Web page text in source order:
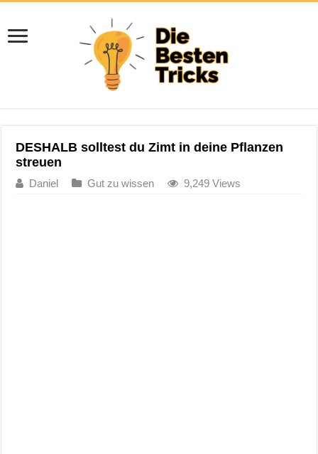
DESHALB solltest du Zimt in deine Pflanzen
streuen
Daniel Gut zu wissen 9,249 Views